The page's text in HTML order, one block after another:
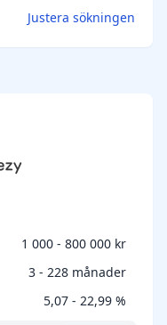
Justera sökningen
1 000 - 800 000 kr
3 - 228 månader
5,07 - 22,99 %